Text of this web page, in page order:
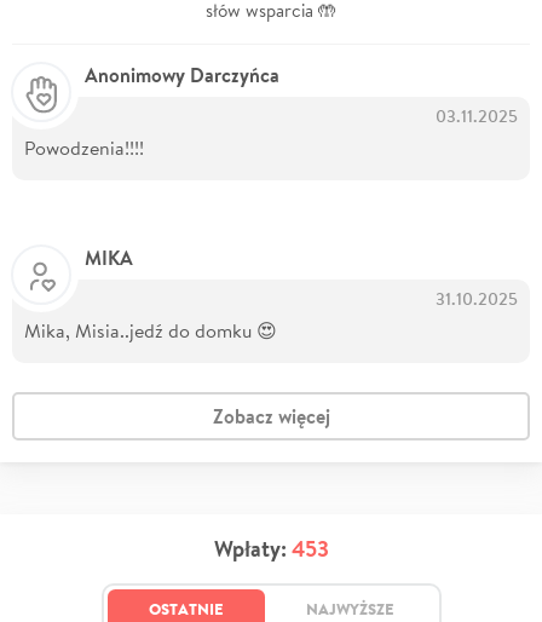
słów wsparcia 🤲
Anonimowy Darczyńca
03.11.2025
Powodzenia!!!!
MIKA
31.10.2025
Mika, Misia..jedź do domku 😍
Zobacz więcej
Wpłaty: 453
OSTATNIE NAJWYŻSZE